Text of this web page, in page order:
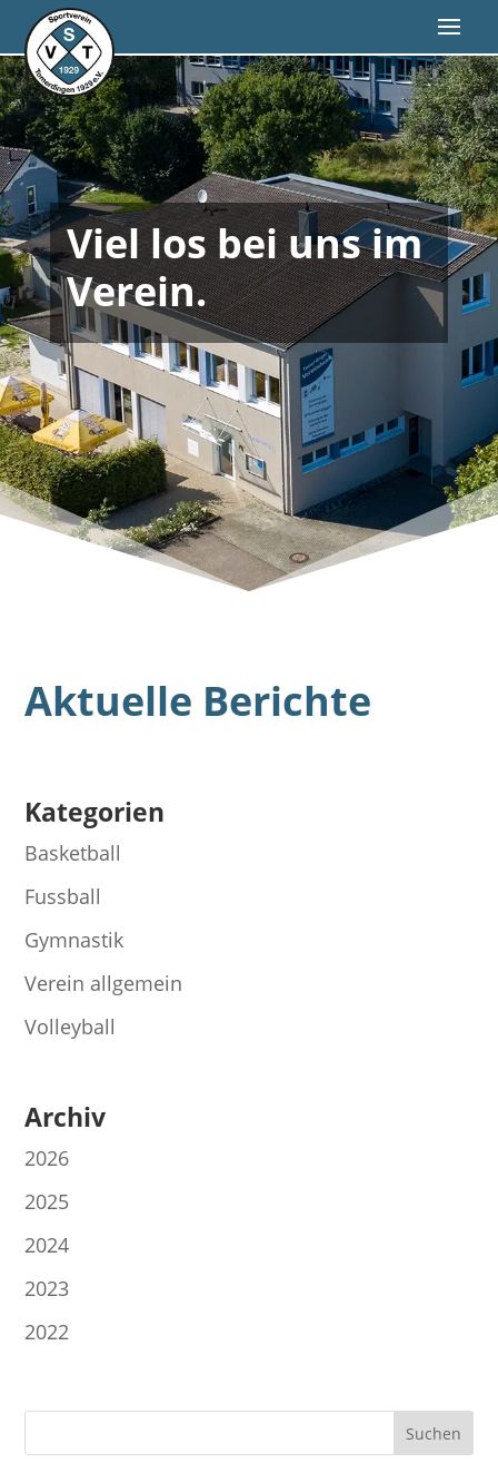
Viel los bei uns im
Verein.
Aktuelle Berichte
Kategorien
Basketball
Fussball
Gymnastik
Verein allgemein
Volleyball
Archiv
2026
2025
2024
2023
2022
Suchen